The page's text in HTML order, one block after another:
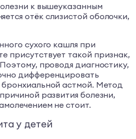
к вышеуказанным
отёк слизистой оболочки,
сухого кашля при
присутствует такой признак,
проводя диагностику,
дифференцировать
бронхиальной астмой. Метод
развития болезни,
не стоит.
у детей